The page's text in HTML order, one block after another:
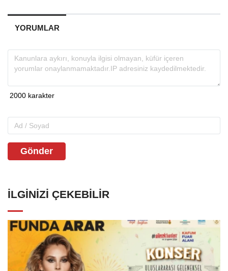
YORUMLAR
Gönder
İLGINIZI ÇEKEBILIR